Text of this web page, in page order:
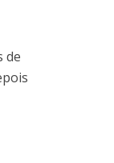
de